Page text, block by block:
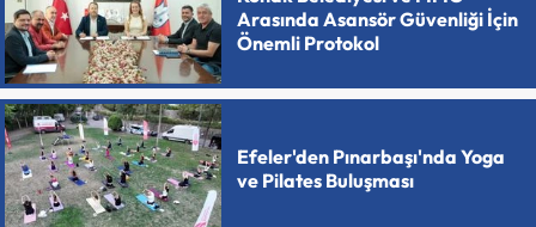
Arasında Asansör Güvenliği İçin
Önemli Protokol
Efeler'den Pınarbaşı'nda Yoga
ve Pilates Buluşması